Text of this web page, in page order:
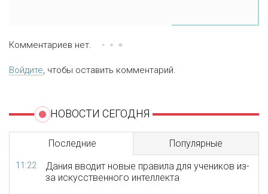
Комментариев нет.
Войдите, чтобы оставить комментарий.
НОВОСТИ СЕГОДНЯ
Последние Популярные
11:22
Дания вводит новые правила для учеников из-
за искусственного интеллекта